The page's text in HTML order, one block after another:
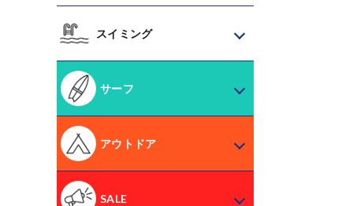
スイミング
サーフ
アウトドア
SALE